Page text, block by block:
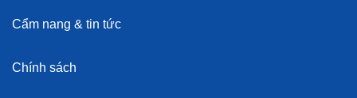
Cẩm nang & tin tức
Chính sách